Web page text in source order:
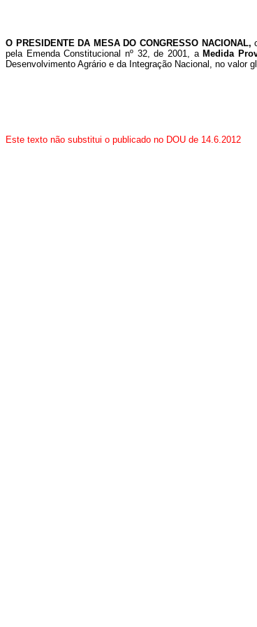
O PRESIDENTE DA MESA DO CONGRESSO NACIONAL,
pela Emenda Constitucional nº 32, de 2001, a Medida
Desenvolvimento Agrário e da Integração Nacional, no valor
Este texto não substitui o publicado no DOU de 14.6.2012